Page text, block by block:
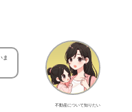
不動産について知りたい
ま